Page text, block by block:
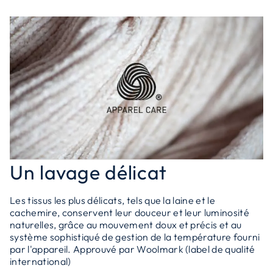
Un lavage délicat
Les tissus les plus délicats, tels que la laine et le
cachemire, conservent leur douceur et leur luminosité
naturelles, grâce au mouvement doux et précis et au
système sophistiqué de gestion de la température fourni
par l'appareil. Approuvé par Woolmark (label de qualité
international)